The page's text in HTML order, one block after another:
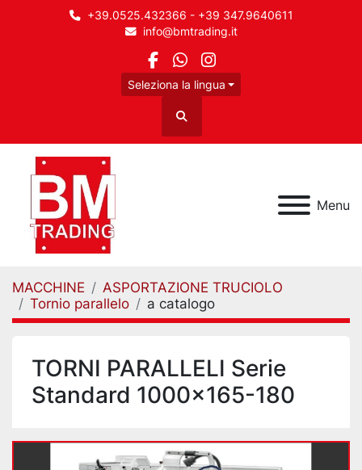
+39.0525.432366 - +39 347.9640611
info@bmtrading.it
facebook
whatsapp
instagram
Seleziona la lingua
Cerca
Menu
MACCHINE
ASPORTAZIONE TRUCIOLO
Tornio parallelo
a catalogo
TORNI PARALLELI Serie
Standard 1000x165-180